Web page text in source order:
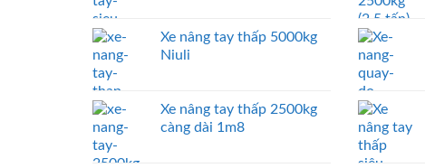
Xe nâng tay thấp 5000kg
Niuli
Xe nâng tay thấp 2500kg
càng dài 1m8